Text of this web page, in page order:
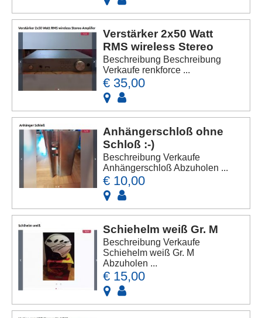
Verstärker 2x50 Watt
RMS wireless Stereo
Beschreibung Beschreibung
Verkaufe renkforce ...
€ 35,00
Anhängerschloß ohne
Schloß :-)
Beschreibung Verkaufe
Anhängerschloß Abzuholen ...
€ 10,00
Schiehelm weiß Gr. M
Beschreibung Verkaufe
Schiehelm weiß Gr. M
Abzuholen ...
€ 15,00